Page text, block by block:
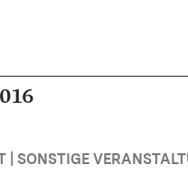
| SONSTIGE